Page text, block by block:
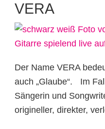
VERA
Der Name VERA
auch „Glaube“. Im
Sängerin und
origineller, direkter,